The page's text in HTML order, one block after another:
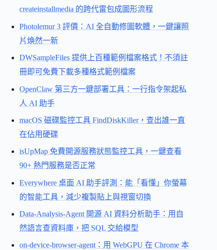
createinstallmedia 的跨代雷包成圖形流程
Photolemur 3 評價：AI 全自動修圖軟體，一鍵讓照
片煥然一新
DWSampleFiles 提供上百種範例檔案格式！不須註
冊即可免費下載多種格式範例檔案
OpenClaw 第三方一鍵部署工具：一行指令架起私
人 AI 助手
macOS 磁碟監控工具 FindDiskKiller，查出誰一直
在佔用硬碟
isUpMap 免費開源服務狀態監控工具，一鍵查看
90+ 熱門服務是否正常
Everywhere 桌面 AI 助手評測：能「看懂」你螢幕
的智能工具，減少複製貼上與視窗切換
Data-Analysis-Agent 開源 AI 資料分析助手：用自
然語言查資料庫，把 SQL 交給模型
on-device-browser-agent：用 WebGPU 在 Chrome 本